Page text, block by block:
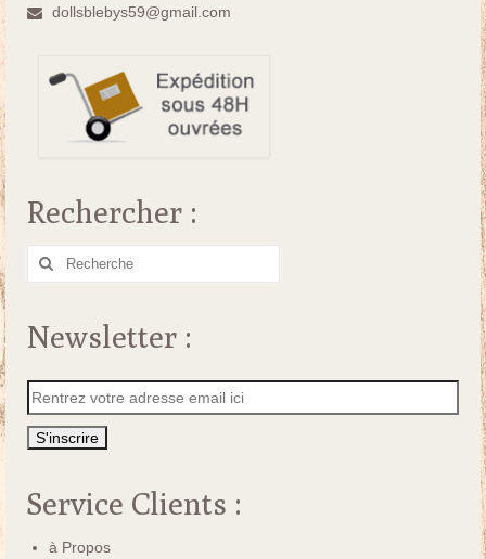
dollsblebys59@gmail.com
Rechercher :
Rechercher
Newsletter :
Service Clients :
à Propos